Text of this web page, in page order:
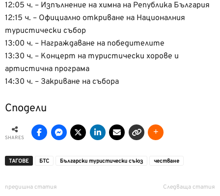
12:05 ч. – Изпълнение на химна на Република България
12:15 ч. – Официално откриване на Националния
туристически събор
13:00 ч. – Награждаване на победителите
13:30 ч. – Концерт на туристически хорове и
артистична програма
14:30 ч. – Закриване на събора
Сподели
SHARES
ТАГОВЕ БТС Български туристически съюз честване
предишна статия Следваща статия